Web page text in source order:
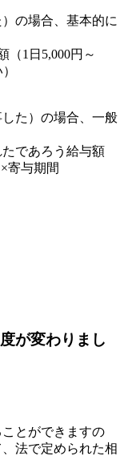
の場合、基本的に
（1日5,000円～
た）の場合、一般
であろう給与額
寄与期間
が変わりまし
とができますの
法で定められた相